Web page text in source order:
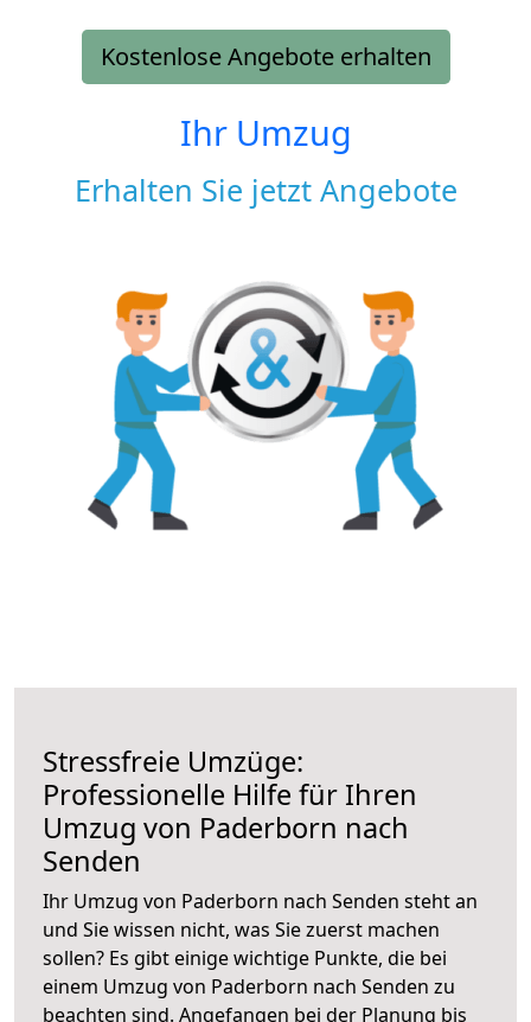
Kostenlose Angebote erhalten
Ihr Umzug
Erhalten Sie jetzt Angebote
Stressfreie Umzüge:
Professionelle Hilfe für Ihren
Umzug von Paderborn nach
Senden
Ihr Umzug von Paderborn nach Senden steht an
und Sie wissen nicht, was Sie zuerst machen
sollen? Es gibt einige wichtige Punkte, die bei
einem Umzug von Paderborn nach Senden zu
beachten sind. Angefangen bei der Planung bis